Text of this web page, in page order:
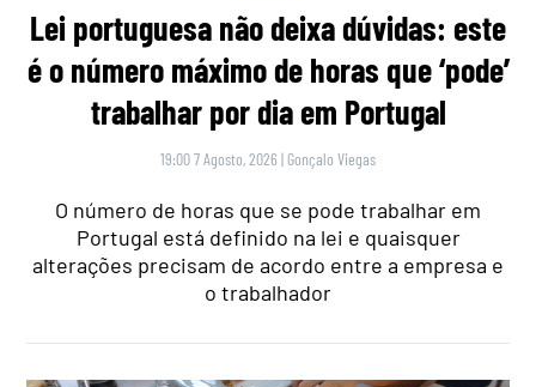
Lei portuguesa não deixa dúvidas: este
é o número máximo de horas que ‘pode’
trabalhar por dia em Portugal
19:00 7 Agosto, 2026 | Gonçalo Viegas
O número de horas que se pode trabalhar em
Portugal está definido na lei e quaisquer
alterações precisam de acordo entre a empresa e
o trabalhador